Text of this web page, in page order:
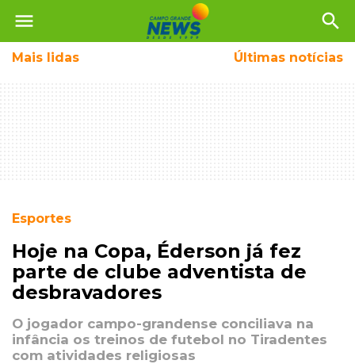
menu search
Mais lidas Últimas notícias
Esportes
Hoje na Copa, Éderson já fez
parte de clube adventista de
desbravadores
O jogador campo-grandense conciliava na
infância os treinos de futebol no Tiradentes
com atividades religiosas